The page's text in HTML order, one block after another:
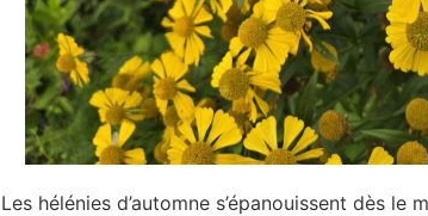
Les hélénies d’automne s’épanouissent dès le